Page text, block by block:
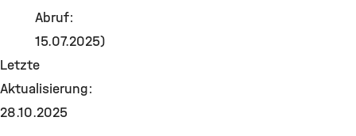
Abruf:
15.07.2025)
Letzte
Aktualisierung:
28.10.2025